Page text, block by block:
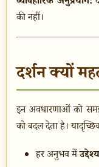
की नहीं।
दर्शन क्यों
इन अवधारणाओं को
को बदल देता है।
हर अनुभव मेंउद्देश्य